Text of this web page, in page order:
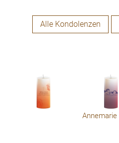
Alle Kondolenzen